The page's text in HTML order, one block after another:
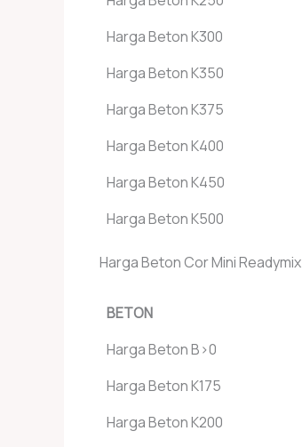
Harga Beton K300
Harga Beton K350
Harga Beton K375
Harga Beton K400
Harga Beton K450
Harga Beton K500
Harga Beton Cor Mini Readymix
BETON
Harga Beton B>0
Harga Beton K175
Harga Beton K200